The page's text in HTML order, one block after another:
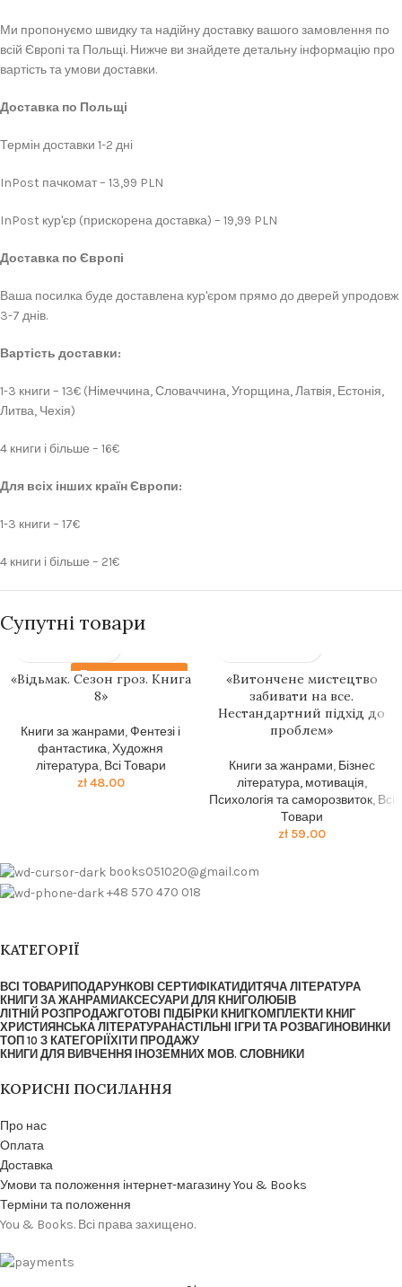
Ми пропонуємо швидку та надійну доставку вашого замовлення по
всій Європі та Польщі. Нижче ви знайдете детальну інформацію про
вартість та умови доставки.
Доставка по Польщі
Термін доставки 1-2 дні
InPost пачкомат – 13,99 PLN
InPost кур'єр (прискорена доставка) – 19,99 PLN
Доставка по Європі
Ваша посилка буде доставлена кур'єром прямо до дверей упродовж
3-7 днів.
Вартість доставки:
1-3 книги – 13€ (Німеччина, Словаччина, Угорщина, Латвія, Естонія,
Литва, Чехія)
4 книги і більше – 16€
Для всіх інших країн Європи:
1-3 книги – 17€
4 книги і більше – 21€
Супутні товари
Передзамовлення
«Відьмак. Сезон гроз. Книга
8»
Книги за жанрами,Фентезі і
фантастика,Художня
література, Всі Товари
zł48.00
«Витончене мистецтво
забивати на все.
Нестандартний підхід до
проблем»
Книги за жанрами, Бізнес
література, мотивація,
Психологія та саморозвиток, Всі
Товари
zł59.00
books051020@gmail.com
+48 570 470 018
КАТЕГОРІЇ
ВСІ ТОВАРИПОДАРУНКОВІ СЕРТИФІКАТИДИТЯЧА ЛІТЕРАТУРА
КНИГИ ЗА ЖАНРАМИАКСЕСУАРИ ДЛЯ КНИГОЛЮБІВ
ЛІТНІЙ РОЗПРОДАЖГОТОВІ ПІДБІРКИ КНИГКОМПЛЕКТИ КНИГ
ХРИСТИЯНСЬКА ЛІТЕРАТУРАНАСТІЛЬНІ ІГРИ ТА РОЗВАГИНОВИНКИ
ТОП 10 З КАТЕГОРІЇХІТИ ПРОДАЖУ
КНИГИ ДЛЯ ВИВЧЕННЯ ІНОЗЕМНИХ МОВ. СЛОВНИКИ
КОРИСНІ ПОСИЛАННЯ
Про нас
Оплата
Доставка
Умови та положення інтернет-магазину You & Books
Терміни та положення
You & Books. Всі права захищено.